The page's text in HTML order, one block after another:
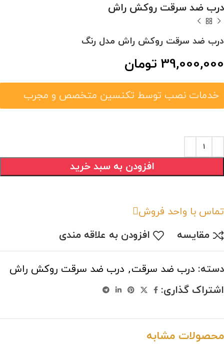
درب ضد سرقت روکش راش
درب ضد سرقت روکش راش مدل رنگ
39,000,000 تومان
خدمات نصب توسط تکنسین متخصص و مجرب
افزودن به سبد خرید
تماس با واحد فروش
مقایسه
افزودن به علاقه مندی
دسته: درب ضد سرقت, درب ضد سرقت روکش راش
اشتراک گذاری:
محصولات مشابه